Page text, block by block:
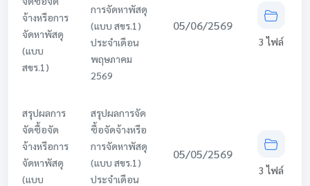
จ้างหรือการ
จัดหาพัสดุ
(แบบ
สขร.1)
การจัดหาพัสดุ
(แบบ สขร.1)
ประจำเดือน
พฤษภาคม
2569
05/06/2569
3 ไฟล์
สรุปผลการ
จัดซื้อจัด
จ้างหรือการ
จัดหาพัสดุ
(แบบ
สรุปผลการจัด
ซื้อจัดจ้างหรือ
การจัดหาพัสดุ
(แบบ สขร.1)
ประจำเดือน
05/05/2569
3 ไฟล์